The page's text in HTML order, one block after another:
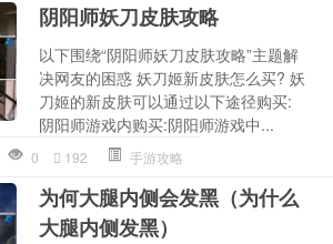
阴阳师妖刀皮肤攻略
以下围绕“阴阳师妖刀皮肤攻略”主题解
决网友的困惑 妖刀姬新皮肤怎么买? 妖
刀姬的新皮肤可以通过以下途径购买:
阴阳师游戏内购买:阴阳师游戏中...
0 192 手游攻略
为何大腿内侧会发黑（为什么
大腿内侧发黑）